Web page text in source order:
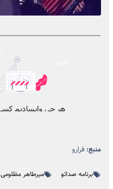
منبع:فرارو
برنامه صداتو میرطاهر مظلومی